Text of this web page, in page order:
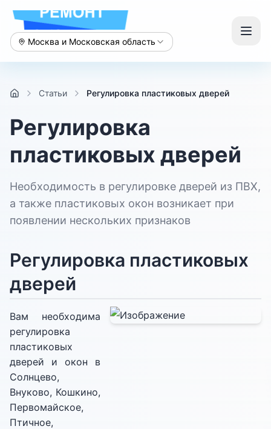
Москва и Московская область
Статьи Регулировка пластиковых дверей
Регулировка
пластиковых дверей
Необходимость в регулировке дверей из ПВХ,
а также пластиковых окон возникает при
появлении нескольких признаков
Регулировка пластиковых
дверей
Вам необходима
регулировка
пластиковых
дверей и окон в
Солнцево,
Внуково, Кошкино,
Первомайское,
Птичное,